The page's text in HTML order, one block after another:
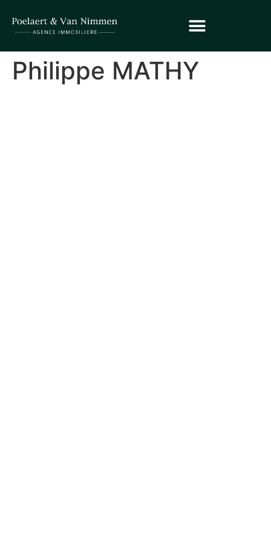
Philippe MATHY